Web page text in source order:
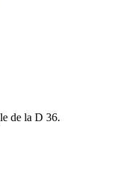
de la D 36.